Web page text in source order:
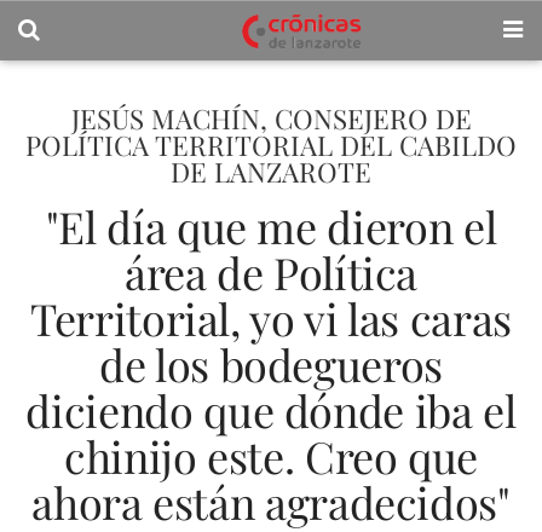
JESÚS MACHÍN, CONSEJERO DE
POLÍTICA TERRITORIAL DEL CABILDO
DE LANZAROTE
"El día que me dieron el
área de Política
Territorial, yo vi las caras
de los bodegueros
diciendo que dónde iba el
chinijo este. Creo que
ahora están agradecidos"